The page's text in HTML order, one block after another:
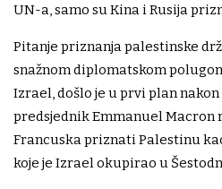
UN-a, samo su Kina i Rusija
Pitanje priznanja palestinske
snažnom diplomatskom
Izrael, došlo je u prvi plan
predsjednik Emmanuel Macron
Francuska priznati Palestinu
koje je Izrael okupirao u